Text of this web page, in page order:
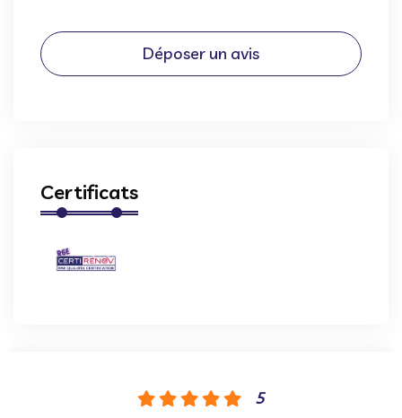
Déposer un avis
Certificats
5